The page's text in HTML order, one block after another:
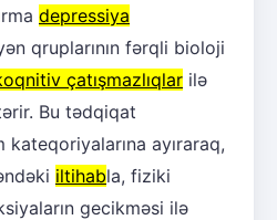
depressiya
qruplarının fərqli bioloji
çatışmazlıqlar ilə
Bu tədqiqat
kateqoriyalarına ayıraraq,
iltihabla, fiziki
gecikməsi ilə